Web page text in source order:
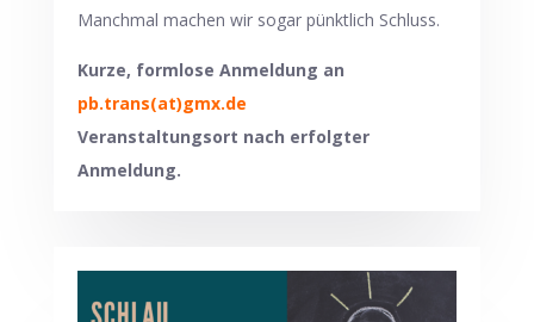
Manchmal machen wir sogar pünktlich Schluss.
Kurze, formlose Anmeldung an
pb.trans(at)gmx.de
Veranstaltungsort nach erfolgter
Anmeldung.